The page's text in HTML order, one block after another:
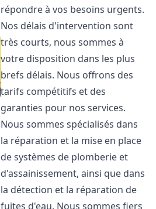
répondre à vos besoins urgents.
Nos délais d'intervention sont
très courts, nous sommes à
votre disposition dans les plus
brefs délais. Nous offrons des
tarifs compétitifs et des
garanties pour nos services.
Nous sommes spécialisés dans
la réparation et la mise en place
de systèmes de plomberie et
d'assainissement, ainsi que dans
la détection et la réparation de
fuites d'eau. Nous sommes fiers